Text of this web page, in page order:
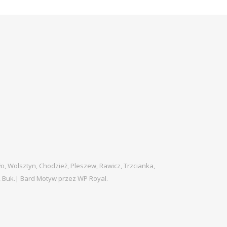
Wolsztyn, Chodzież, Pleszew, Rawicz, Trzcianka,
Buk.| Bard Motyw przez WP Royal.